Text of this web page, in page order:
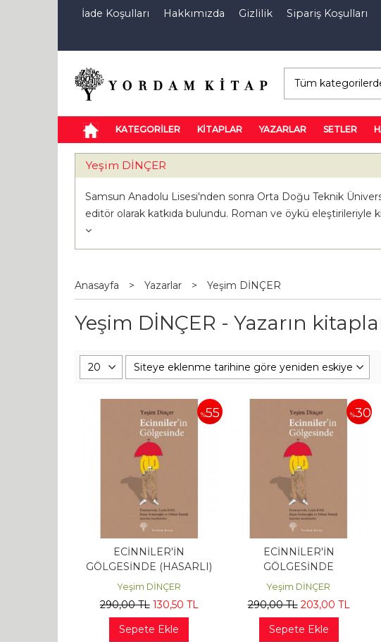
İade Koşulları Hakkımızda Gizlilik Sipariş Koşulları
KATEGORİLER KİTAPLAR YAZARLAR SETLER
Yeşim DİNÇER
Samsun Anadolu Lisesi'nden sonra Orta Doğu Teknik
editör olarak katkıda bulundu. Roman ve öykü eleştirileriyle
Anasayfa > Yazarlar > Yeşim DİNÇER
Yeşim DİNÇER - Yazarın
%55
ECİNNİLER'İN
GÖLGESİNDE (HASARLI)
Yeşim DİNÇER
290,00TL 130,50 TL
Sepete Ekle
%30
ECİNNİLER'İN
GÖLGESİNDE
Yeşim DİNÇER
290,00TL 203,00 TL
Sepete Ekle